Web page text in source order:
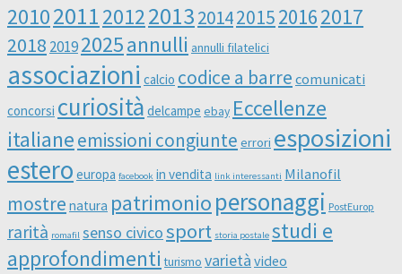
20102011201220132014201520162017
2018 20192025annulli annulli filatelici
associazioni calcio codice a barre comunicati
concorsi curiosità delcampe ebay Eccellenze
italianeemissioni congiunte errori esposizioni
estero europa facebook in vendita link interessanti Milanofil
mostre natura patrimonio personaggi PostEurop
rarità romafil senso civicosport storia postale studi e
approfondimenti turismo varietà video